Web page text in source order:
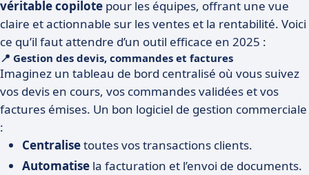
véritable copilote pour les équipes, offrant une vue
claire et actionnable sur les ventes et la rentabilité. Voici
ce qu’il faut attendre d’un outil efficace en 2025 :
📍 Gestion des devis, commandes et factures
Imaginez un tableau de bord centralisé où vous suivez
vos devis en cours, vos commandes validées et vos
factures émises. Un bon logiciel de gestion commerciale
:
Centralisetoutes vos transactions clients.
Automatise la facturation et l’envoi de documents.